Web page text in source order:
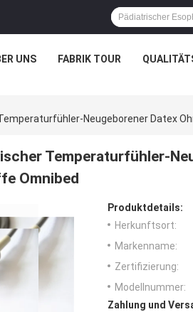
UNS FABRIK TOUR
Neugeborener Datex
Temperaturfühler-
Omnibed
Produktdetails:
Herkunftsort:
Markenname:
Zertifizierung:
Modellnummer:
Zahlung und